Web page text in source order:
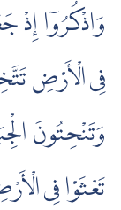
وَاذْكُرُوٓا إِذْ
فِى الْأَرْضِ
وَتَنْحِتُونَ
تَعْثَوْا فِى